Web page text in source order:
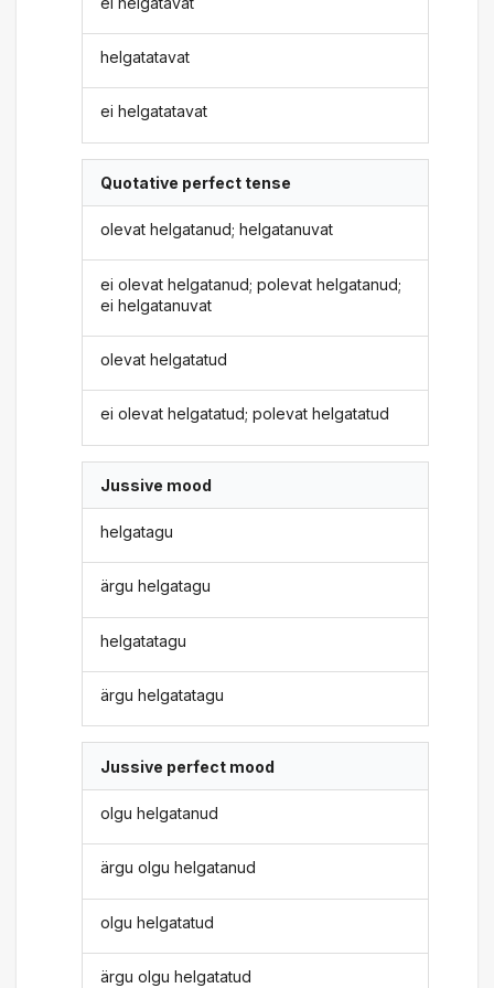
helgatatavat
ei helgatatavat
Quotative perfect tense
olevat helgatanud; helgatanuvat
ei olevat helgatanud; polevat helgatanud;
ei helgatanuvat
olevat helgatatud
ei olevat helgatatud; polevat helgatatud
Jussive mood
helgatagu
ärgu helgatagu
helgatatagu
ärgu helgatatagu
Jussive perfect mood
olgu helgatanud
ärgu olgu helgatanud
olgu helgatatud
ärgu olgu helgatatud